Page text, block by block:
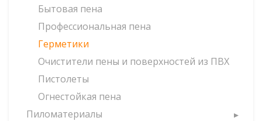
Бытовая пена
Профессиональная пена
Герметики
Очистители пены и поверхностей из ПВХ
Пистолеты
Огнестойкая пена
Пиломатериалы